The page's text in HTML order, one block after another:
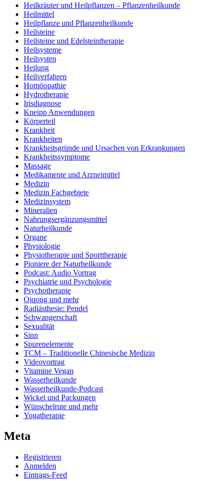
Heilkräuter und Heilpflanzen – Pflanzenheilkunde
Heilmittel
Heilpflanze und Pflanzenheilkunde
Heilsteine
Heilsteine und Edelsteintherapie
Heilsysteme
Heilsysten
Heilung
Heilverfahren
Homöopathie
Hydrotherapie
Irisdiagnose
Kneipp Anwendungen
Körperteil
Krankheit
Krankheiten
Krankheitsgründe und Ursachen von Erkrankungen
Krankheitssymptome
Massage
Medikamente und Arzneimittel
Medizin
Medizin Fachgebiete
Medizinsystem
Mineralien
Nahrungsergänzungsmittel
Naturheilkunde
Organe
Physiologie
Physiotherapie und Sporttherapie
Pioniere der Naturheilkunde
Podcast: Audio Vortrag
Psychiatrie und Psychologie
Psychotherapie
Qiqong und mehr
Radiästhesie: Pendel
Schwangerschaft
Sexualität
Sinn
Spurenelemente
TCM – Traditionelle Chinesische Medizin
Videovortrag
Vitamine Vegan
Wasserheilkunde
Wasserheilkunde-Podcast
Wickel und Packungen
Wünschelrute und mehr
Yogatherapie
Meta
Registrieren
Anmelden
Eintrags-Feed